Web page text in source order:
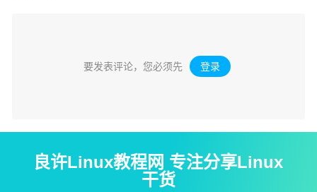
要发表评论，您必须先 登录 。
良许Linux教程网 专注分享Linux
干货